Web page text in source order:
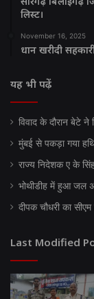
लिस्ट।
November 16, 2025
धान खरीदी
यह भी पढ़ें
विवाद के दौरान बेटे ने
मुंबई से पकड़ा गया
राज्य निदेशक ए के
भोथीडीह में हुआ जल
दीपक चौधरी का
Last Modified